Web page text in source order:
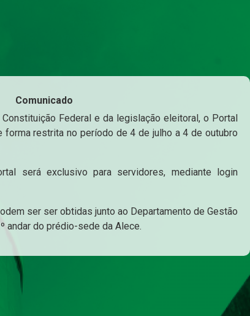
Comunicado
Federal e da legislação eleitoral, o Portal
forma restrita no período de 4 de julho a 4 de outubro
será exclusivo para servidores, mediante login
ser ser obtidas junto ao Departamento de Gestão
andar do prédio-sede da Alece.